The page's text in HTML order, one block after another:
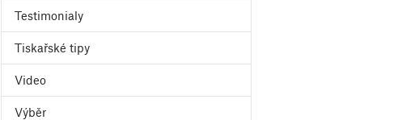
Testimonialy
Tiskařské tipy
Video
Výběr